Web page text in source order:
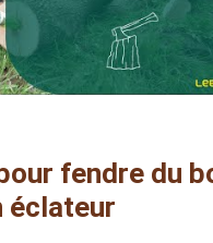
fendre du
éclateur